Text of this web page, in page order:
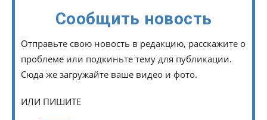
Сообщить новость
Отправьте свою новость в редакцию, расскажите о
проблеме или подкиньте тему для публикации.
Сюда же загружайте ваше видео и фото.
ИЛИ ПИШИТЕ